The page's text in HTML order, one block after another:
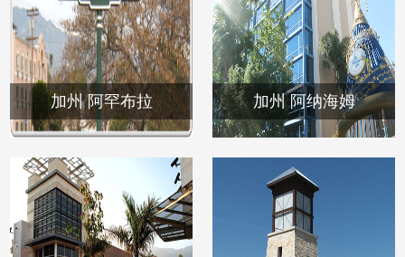
加州 阿罕布拉 加州 阿纳海姆